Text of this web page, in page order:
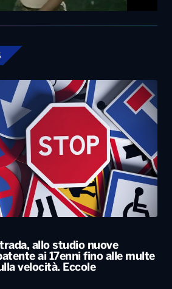
allo studio nuove
ai 17enni fino alle multe
velocità. Eccole